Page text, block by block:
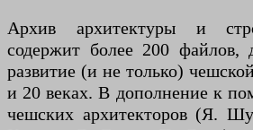
Архив архитектуры и
содержит более 200 файлов,
развитие (и не только)
и 20 веках. В дополнение к
чешских архитекторов (Я.